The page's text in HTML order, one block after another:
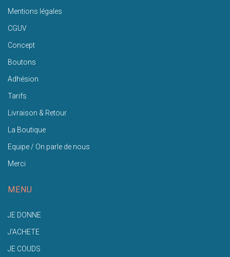
Mentions légales
CGUV
Concept
Boutons
Adhésion
Tarifs
Livraison & Retour
La Boutique
Equipe / On parle de nous
Merci
MENU
JE DONNE
J'ACHETE
JE COUDS